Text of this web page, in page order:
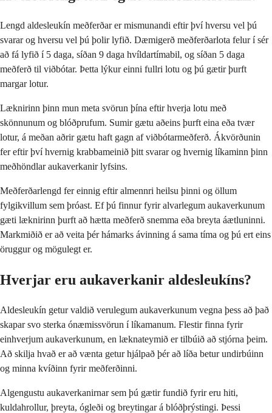
Lengd aldesleukín meðferðar er mismunandi eftir því hversu vel þú
svarar og hversu vel þú þolir lyfið. Dæmigerð meðferðarlota felur í sér
að fá lyfið í 5 daga, síðan 9 daga hvíldartímabil, og síðan 5 daga
meðferð til viðbótar. Þetta lýkur einni fullri lotu og þú gætir þurft
margar lotur.
Læknirinn þinn mun meta svörun þína eftir hverja lotu með
skönnunum og blóðprufum. Sumir gætu aðeins þurft eina eða tvær
lotur, á meðan aðrir gætu haft gagn af viðbótarmeðferð. Ákvörðunin
fer eftir því hvernig krabbameinið þitt svarar og hvernig líkaminn þinn
meðhöndlar aukaverkanir lyfsins.
Meðferðarlengd fer einnig eftir almennri heilsu þinni og öllum
fylgikvillum sem þróast. Ef þú finnur fyrir alvarlegum aukaverkunum
gæti læknirinn þurft að hætta meðferð snemma eða breyta áætluninni.
Markmiðið er að veita þér hámarks ávinning á sama tíma og þú ert eins
öruggur og mögulegt er.
Hverjar eru aukaverkanir aldesleukíns?
Aldesleukín getur valdið verulegum aukaverkunum vegna þess að það
skapar svo sterka ónæmissvörun í líkamanum. Flestir finna fyrir
einhverjum aukaverkunum, en læknateymið er tilbúið að stjórna þeim.
Að skilja hvað er að vænta getur hjálpað þér að líða betur undirbúinn
og minna kvíðinn fyrir meðferðinni.
Algengustu aukaverkanirnar sem þú gætir fundið fyrir eru hiti,
kuldahrollur, þreyta, ógleði og breytingar á blóðþrýstingi. Þessi